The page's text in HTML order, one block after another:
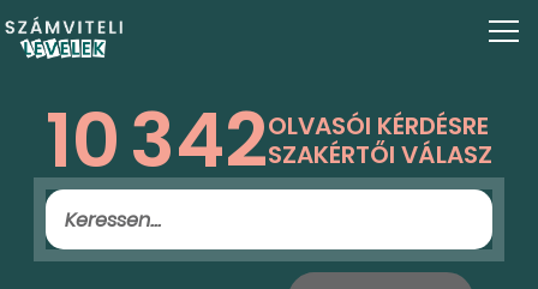
10342OLVASÓI KÉRDÉSRE
SZAKÉRTŐI VÁLASZ